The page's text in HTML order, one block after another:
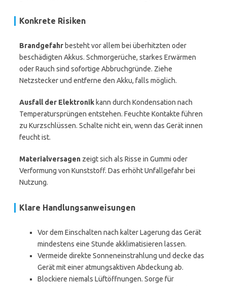
Konkrete Risiken
Brandgefahr besteht vor allem bei überhitzten oder
beschädigten Akkus. Schmorgerüche, starkes Erwärmen
oder Rauch sind sofortige Abbruchgründe. Ziehe
Netzstecker und entferne den Akku, falls möglich.
Ausfall der Elektronik kann durch Kondensation nach
Temperatursprüngen entstehen. Feuchte Kontakte führen
zu Kurzschlüssen. Schalte nicht ein, wenn das Gerät innen
feucht ist.
Materialversagen zeigt sich als Risse in Gummi oder
Verformung von Kunststoff. Das erhöht Unfallgefahr bei
Nutzung.
Klare Handlungsanweisungen
Vor dem Einschalten nach kalter Lagerung das Gerät
mindestens eine Stunde akklimatisieren lassen.
Vermeide direkte Sonneneinstrahlung und decke das
Gerät mit einer atmungsaktiven Abdeckung ab.
Blockiere niemals Lüftöffnungen. Sorge für